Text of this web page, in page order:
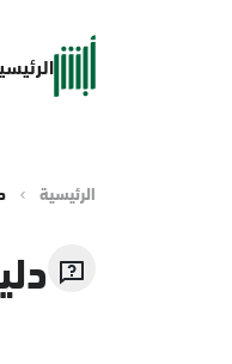
الرئيسية